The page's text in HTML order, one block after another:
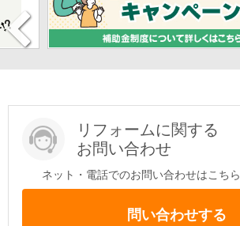
リフォームに関する
お問い合わせ
ネット・電話でのお問い合わせはこちら
問い合わせする